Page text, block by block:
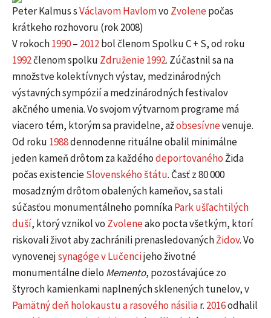
Peter Kalmus sVáclavom Havlomvo Zvolenepočas
krátkeho rozhovoru (rok 2008)
V rokoch1990– 2012bol členom Spolku C + S, od roku
1992členom spolku Združenie 1992. Zúčastnil sa na
množstve kolektívnych výstav, medzinárodných
výstavných sympózií a medzinárodných festivalov
akčného umenia. Vo svojom výtvarnom programe má
viacero tém, ktorým sa pravidelne, ažobsesívnevenuje.
Od roku 1988dennodenne rituálne obalil minimálne
jeden kameň drôtom za každéhodeportovanéhoŽida
počas existencieSlovenského štátu. Časť z 80 000
mosadzným drôtom obalených kameňov, sa stali
súčasťou monumentálneho pomníkaPark ušľachtilých
duší, ktorý vznikol vo Zvoleneako pocta všetkým, ktorí
riskovali život aby zachránili prenasledovanýchŽidov. Vo
vynovenejsynagóge v Lučencijeho životné
monumentálne dielo Memento, pozostávajúce zo
štyroch kamienkami naplnených sklenených tunelov, v
Pamätný deň holokaustu a rasového násiliar. 2016odhalil